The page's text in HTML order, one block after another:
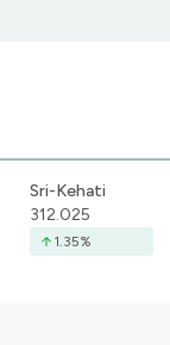
Sri-Kehati
312.025
1.35%